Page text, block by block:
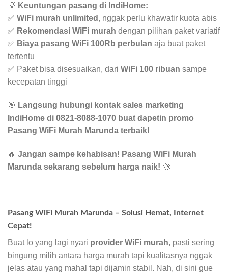
💡 Keuntungan pasang di IndiHome:
✅ WiFi murah unlimited , nggak perlu khawatir kuota abis
✅ Rekomendasi WiFi murah dengan pilihan paket variatif
✅ Biaya pasang WiFi 100Rb perbulan aja buat paket
tertentu
✅ Paket bisa disesuaikan, dari WiFi 100 ribuan sampe
kecepatan tinggi
🎯 Langsung hubungi kontak sales marketing
IndiHome di 0821-8088-1070 buat dapetin promo
Pasang WiFi Murah Marunda terbaik!
🔥 Jangan sampe kehabisan! Pasang WiFi Murah
Marunda sekarang sebelum harga naik! 🚀
Pasang WiFi Murah Marunda – Solusi Hemat, Internet
Cepat!
Buat lo yang lagi nyari provider WiFi murah, pasti sering
bingung milih antara harga murah tapi kualitasnya nggak
jelas atau yang mahal tapi dijamin stabil. Nah, di sini gue